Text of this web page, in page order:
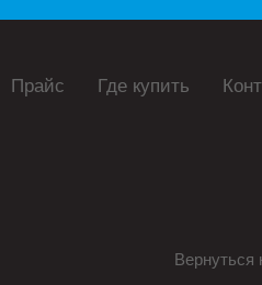
Прайс Где купить
Вернуться